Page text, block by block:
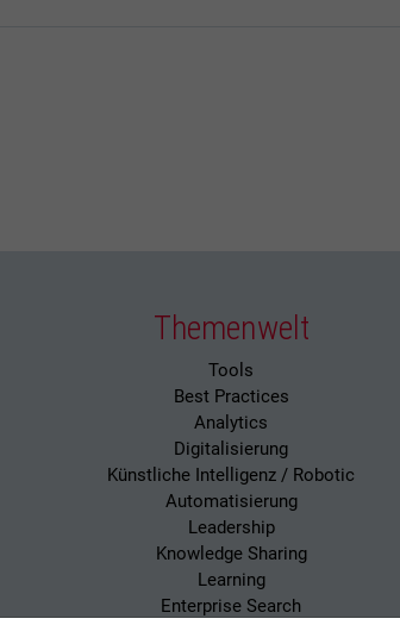
Themenwelt
Tools
Best Practices
Analytics
Digitalisierung
Künstliche Intelligenz / Robotic
Automatisierung
Leadership
Knowledge Sharing
Learning
Enterprise Search